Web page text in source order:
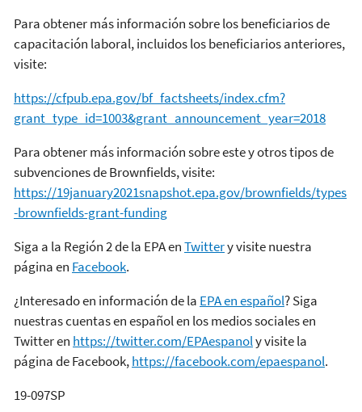
Para obtener más información sobre los beneficiarios de
capacitación laboral, incluidos los beneficiarios anteriores,
visite:
https://cfpub.epa.gov/bf_factsheets/index.cfm?
grant_type_id=1003&grant_announcement_year=2018
Para obtener más información sobre este y otros tipos de
subvenciones de Brownfields, visite:
https://19january2021snapshot.epa.gov/brownfields/types
-brownfields-grant-funding
Siga a la Región 2 de la EPA enTwittery visite nuestra
página en Facebook.
¿Interesado en información de la EPA en español? Siga
nuestras cuentas en español en los medios sociales en
Twitter en https://twitter.com/EPAespanoly visite la
página de Facebook,https://facebook.com/epaespanol.
19-097SP